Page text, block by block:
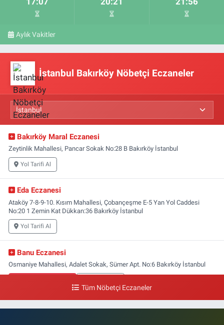
Aylık Vakitler
İstanbul Bakırköy Nöbetçi Eczaneler
Bakırköy Maral Eczanesi
Zeytinlik Mahallesi, Pancar Sokak No:28 B Bakırköy İstanbul
Yol Tarifi Al
Eda Eczanesi
Ataköy 7-8-9-10. Kısım Mahallesi, Çobançeşme E-5 Yan Yol Caddesi
No:20 1 Zemin Kat Dükkan:36 Bakırköy İstanbul
Yol Tarifi Al
Banu Eczanesi
Osmaniye Mahallesi, Adalet Sokak, Sümer Apt. No:6 Bakırköy İstanbul
Tüm Nöbetçi Eczaneler